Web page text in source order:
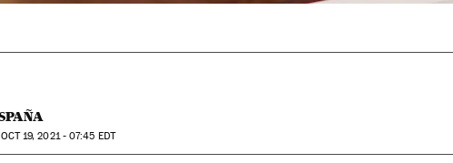
OCT19, 2021 - 07:45 EDT